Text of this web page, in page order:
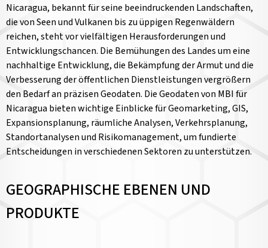
Nicaragua, bekannt für seine beeindruckenden Landschaften,
die von Seen und Vulkanen bis zu üppigen Regenwäldern
reichen, steht vor vielfältigen Herausforderungen und
Entwicklungschancen. Die Bemühungen des Landes um eine
nachhaltige Entwicklung, die Bekämpfung der Armut und die
Verbesserung der öffentlichen Dienstleistungen vergrößern
den Bedarf an präzisen Geodaten. Die Geodaten von MBI für
Nicaragua bieten wichtige Einblicke für Geomarketing, GIS,
Expansionsplanung, räumliche Analysen, Verkehrsplanung,
Standortanalysen und Risikomanagement, um fundierte
Entscheidungen in verschiedenen Sektoren zu unterstützen.
GEOGRAPHISCHE EBENEN UND
PRODUKTE